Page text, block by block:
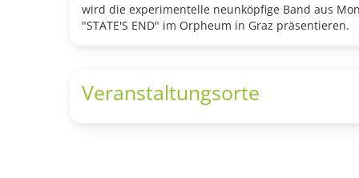
wird die experimentelle neunköpfige Band aus
"STATE'S END" im Orpheum in Graz präsentieren.
Veranstaltungsorte